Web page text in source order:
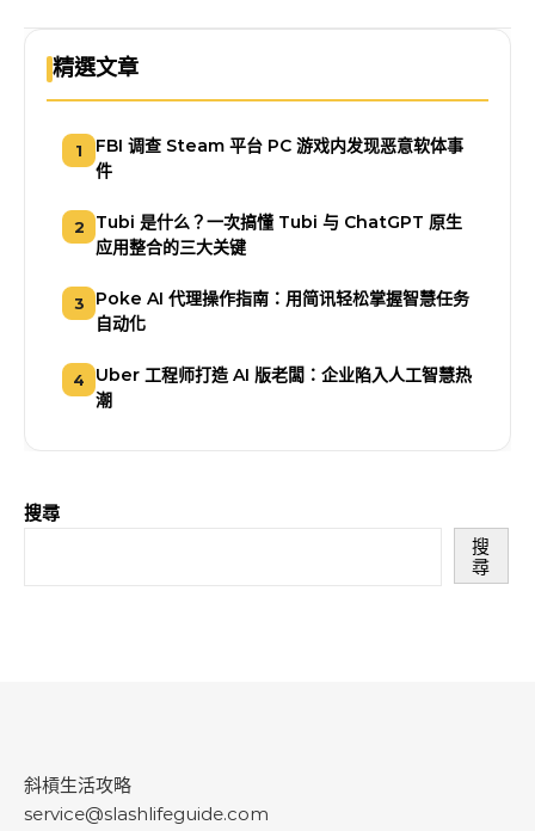
精選文章
1
FBI 调查 Steam 平台 PC 游戏内发现恶意软体事
件
2
Tubi 是什么？一次搞懂 Tubi 与 ChatGPT 原生
应用整合的三大关键
3
Poke AI 代理操作指南：用简讯轻松掌握智慧任务
自动化
4
Uber 工程师打造 AI 版老闆：企业陷入人工智慧热
潮
搜尋
搜
尋
斜槓生活攻略
service@slashlifeguide.com